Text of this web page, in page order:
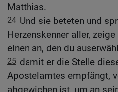
Matthias.
24 Und sie beteten und
Herzenskenner aller,
einen an, den du
25 damit er die Stelle
Apostelamtes empfängt,
abgewichen ist, um an